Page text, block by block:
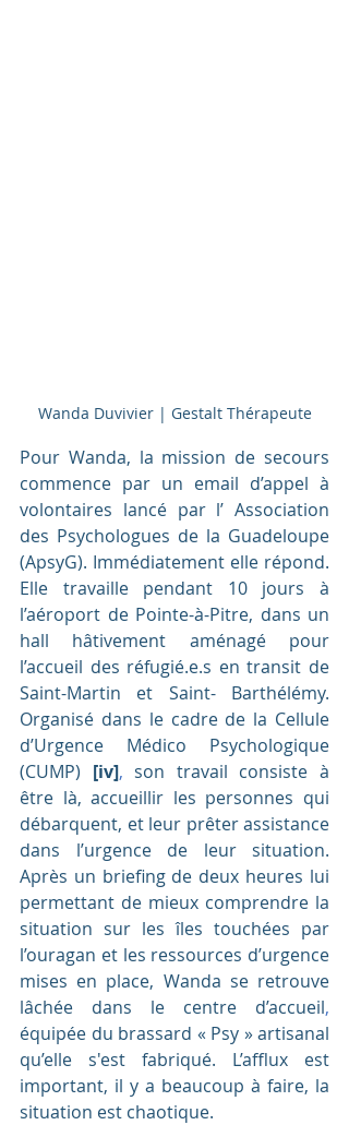
Wanda Duvivier | Gestalt Thérapeute
Pour Wanda, la mission de secours
commence par un email d’appel à
volontaires lancé par l’ Association
des Psychologues de la Guadeloupe
(ApsyG). Immédiatement elle répond.
Elle travaille pendant 10 jours à
l’aéroport de Pointe-à-Pitre, dans un
hall hâtivement aménagé pour
l’accueil des réfugié.e.s en transit de
Saint-Martin et Saint- Barthélémy.
Organisé dans le cadre de la Cellule
d’Urgence Médico Psychologique
(CUMP) [iv], son travail consiste à
être là, accueillir les personnes qui
débarquent, et leur prêter assistance
dans l’urgence de leur situation.
Après un briefing de deux heures lui
permettant de mieux comprendre la
situation sur les îles touchées par
l’ouragan et les ressources d’urgence
mises en place, Wanda se retrouve
lâchée dans le centre d’accueil
équipée du brassard « Psy » artisanal
qu’elle s'est fabriqué. L’afflux est
important, il y a beaucoup à faire, la
situation est chaotique.